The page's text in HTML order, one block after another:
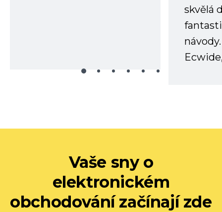
skvělá
Vaše sny o
elektronickém
obchodování začínají zde